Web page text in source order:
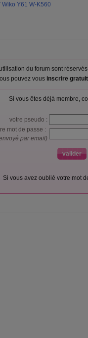
Y61 W-K560
du forum sont
pouvez vous inscrire
Si vous êtes déjà membre,
votre pseudo :
mot de passe :
par email)
Si vous avez oublié votre mot